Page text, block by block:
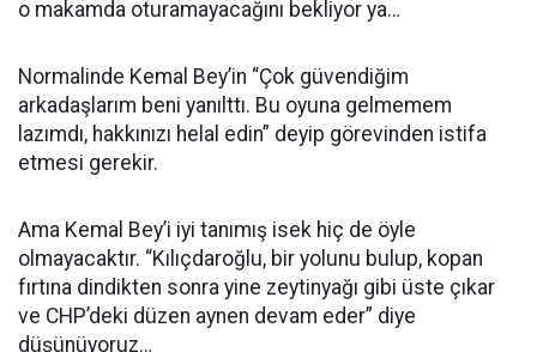
o makamda oturamayacağını bekliyor ya…
Normalinde Kemal Bey’in “Çok güvendiğim
arkadaşlarım beni yanılttı. Bu oyuna gelmemem
lazımdı, hakkınızı helal edin” deyip görevinden istifa
etmesi gerekir.
Ama Kemal Bey’i iyi tanımış isek hiç de öyle
olmayacaktır. “Kılıçdaroğlu, bir yolunu bulup, kopan
fırtına dindikten sonra yine zeytinyağı gibi üste çıkar
ve CHP’deki düzen aynen devam eder” diye
düşünüyoruz…